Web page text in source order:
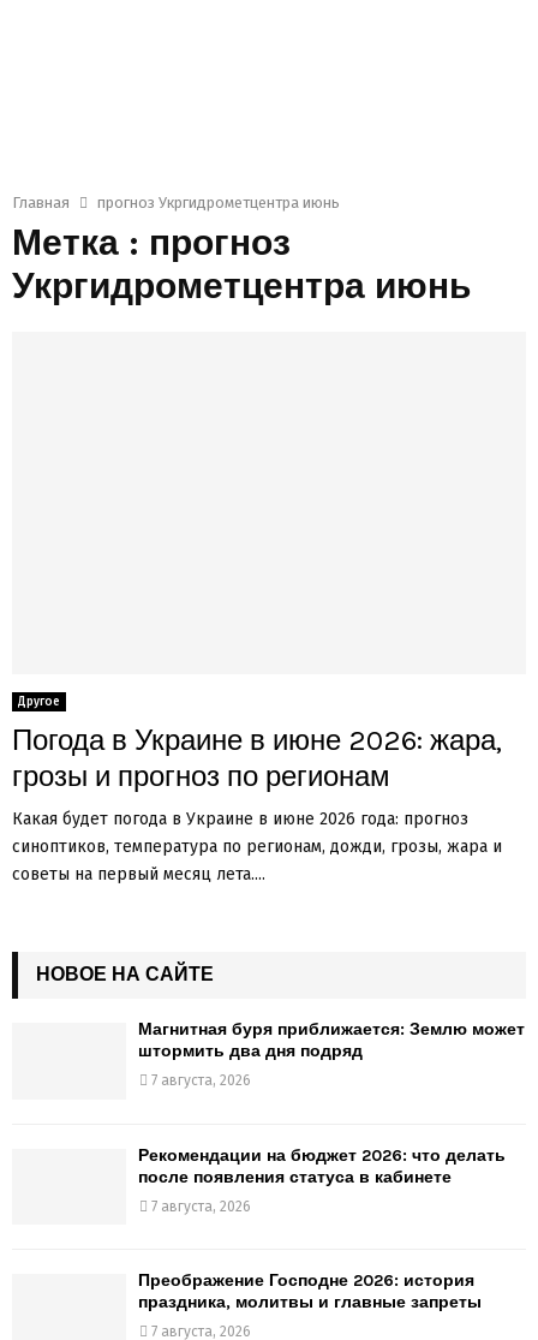
Главная прогноз Укргидрометцентра июнь
Метка : прогноз
Укргидрометцентра июнь
Другое
Погода в Украине в июне 2026: жара,
грозы и прогноз по регионам
Какая будет погода в Украине в июне 2026 года: прогноз
синоптиков, температура по регионам, дожди, грозы, жара и
советы на первый месяц лета....
НОВОЕ НА САЙТЕ
Магнитная буря приближается: Землю может
штормить два дня подряд
7 августа, 2026
Рекомендации на бюджет 2026: что делать
после появления статуса в кабинете
7 августа, 2026
Преображение Господне 2026: история
праздника, молитвы и главные запреты
7 августа, 2026